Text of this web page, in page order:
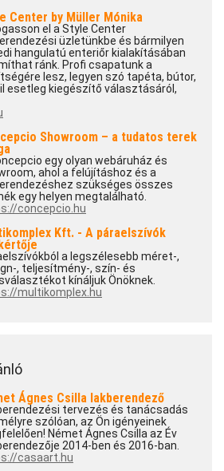
Center by Müller Mónika
el a Style Center
üzletünkbe és bármilyen
hangulatú enteriőr kialakításában
ránk. Profi csapatunk a
lesz, legyen szó tapéta, bútor,
esetleg kiegészítő választásáról,
Showroom – a tudatos terek
egy olyan webáruház és
ahol a felújításhoz és a
szükséges összes
egy helyen megtalálható.
concepcio.hu
Kft. - A páraelszívók
a legszélesebb méret-,
, teljesítmény-, szín- és
kínáljuk Önöknek.
multikomplex.hu
Ágnes Csilla lakberendező
tervezés és tanácsadás
szólóan, az Ön igényeinek
Német Ágnes Csilla az Év
2014-ben és 2016-ban.
casaart.hu